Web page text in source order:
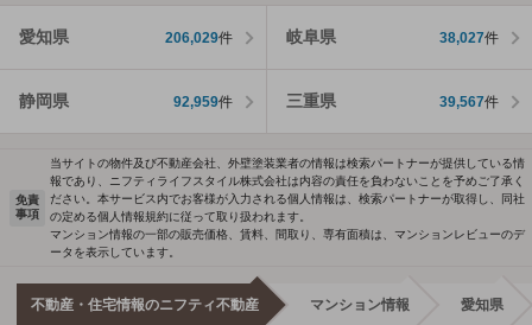
愛知県 206,029件 岐阜県 38,027件
静岡県 92,959件 三重県 39,567件
免責
事項
当サイトの物件及び不動産会社、外壁塗装業者の情報は検索パートナーが提供している情
報であり、ニフティライフスタイル株式会社は内容の責任を負わないことを予めご了承く
ださい。本サービス内でお客様が入力される個人情報は、検索パートナーが取得し、同社
の定める個人情報規約に従って取り扱われます。
マンション情報の一部の販売価格、賃料、間取り、専有面積は、マンションレビューのデ
ータを表示しています。
不動産・住宅情報のニフティ不動産 マンション情報 愛知県